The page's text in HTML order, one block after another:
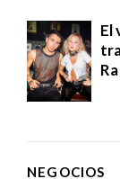
El
NEGOCIOS